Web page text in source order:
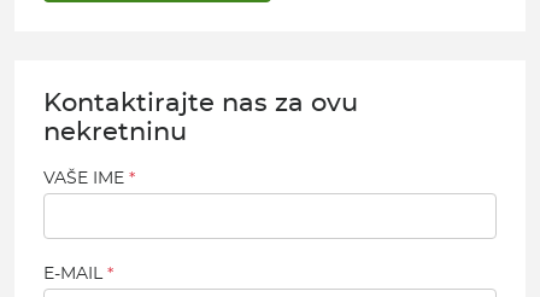
Kontaktirajte nas za ovu
nekretninu
VAŠE IME
E-MAIL